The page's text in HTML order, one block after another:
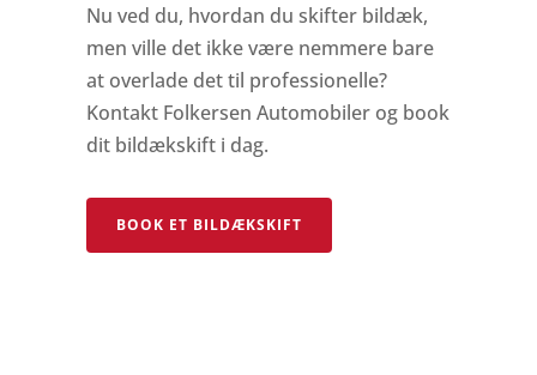
Nu ved du, hvordan du skifter bildæk,
men ville det ikke være nemmere bare
at overlade det til professionelle?
Kontakt Folkersen Automobiler og book
dit bildækskift i dag.
BOOK ET BILDÆKSKIFT